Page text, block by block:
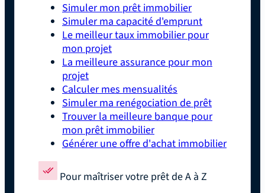
Simuler mon prêt immobilier
Simuler ma capacité d'emprunt
Le meilleur taux immobilier pour
mon projet
La meilleure assurance pour mon
projet
Calculer mes mensualités
Simuler ma renégociation de prêt
Trouver la meilleure banque pour
mon prêt immobilier
Générer une offre d'achat immobilier
Pour maîtriser votre prêt de A à Z